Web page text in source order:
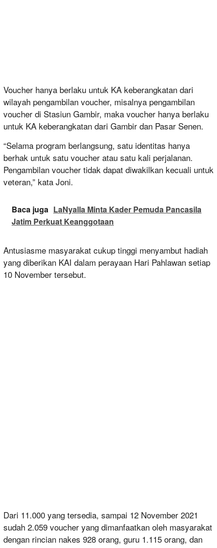
Voucher hanya berlaku untuk KA keberangkatan dari
wilayah pengambilan voucher, misalnya pengambilan
voucher di Stasiun Gambir, maka voucher hanya berlaku
untuk KA keberangkatan dari Gambir dan Pasar Senen.
“Selama program berlangsung, satu identitas hanya
berhak untuk satu voucher atau satu kali perjalanan.
Pengambilan voucher tidak dapat diwakilkan kecuali untuk
veteran,” kata Joni.
Baca juga LaNyalla Minta Kader Pemuda Pancasila
Jatim Perkuat Keanggotaan
Antusiasme masyarakat cukup tinggi menyambut hadiah
yang diberikan KAI dalam perayaan Hari Pahlawan setiap
10 November tersebut.
Dari 11.000 yang tersedia, sampai 12 November 2021
sudah 2.059 voucher yang dimanfaatkan oleh masyarakat
dengan rincian nakes 928 orang, guru 1.115 orang, dan